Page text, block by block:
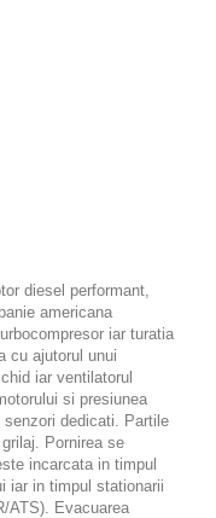
diesel performant,
americana
iar turatia
cu ajutorul unui
iar ventilatorul
si presiunea
dedicati. Partile
Pornirea se
incarcata in timpul
iar in timpul stationarii
ATS). Evacuarea